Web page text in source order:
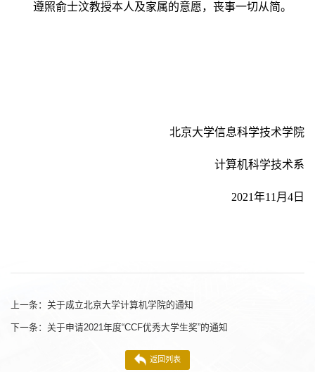
遵照俞士汶教授本人及家属的意愿，丧事一切从简。
北京大学信息科学技术学院
计算机科学技术系
2021年11月4日
上一条： 关于成立北京大学计算机学院的通知
下一条： 关于申请2021年度“CCF优秀大学生奖”的通知
返回列表